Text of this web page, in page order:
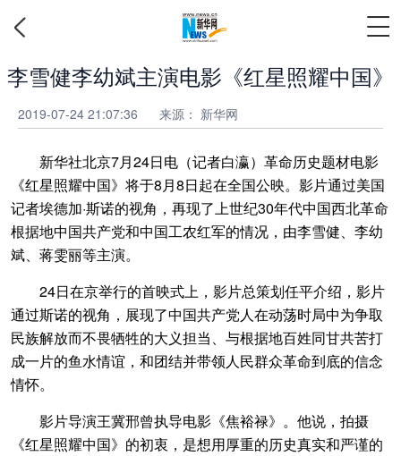
李雪健李幼斌主演电影《红星照耀中国》
2019-07-24 21:07:36 来源： 新华网
新华社北京7月24日电（记者白瀛）革命历史题材电影
《红星照耀中国》将于8月8日起在全国公映。影片通过美国
记者埃德加·斯诺的视角，再现了上世纪30年代中国西北革命
根据地中国共产党和中国工农红军的情况，由李雪健、李幼
斌、蒋雯丽等主演。
24日在京举行的首映式上，影片总策划任平介绍，影片
通过斯诺的视角，展现了中国共产党人在动荡时局中为争取
民族解放而不畏牺牲的大义担当、与根据地百姓同甘共苦打
成一片的鱼水情谊，和团结并带领人民群众革命到底的信念
情怀。
影片导演王冀邢曾执导电影《焦裕禄》。他说，拍摄
《红星照耀中国》的初衷，是想用厚重的历史真实和严谨的